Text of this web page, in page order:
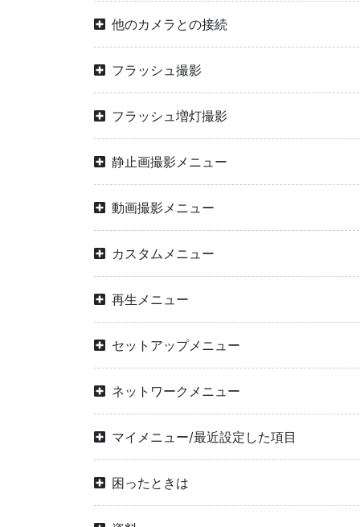
他のカメラとの接続
フラッシュ撮影
フラッシュ増灯撮影
静止画撮影メニュー
動画撮影メニュー
カスタムメニュー
再生メニュー
セットアップメニュー
ネットワークメニュー
マイメニュー/最近設定した項目
困ったときは